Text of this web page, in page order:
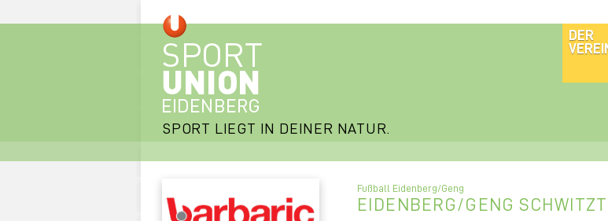
SPORT LIEGT IN DEINER NATUR.
DER
Fußball Eidenberg/Geng
EIDENBERG/GENG